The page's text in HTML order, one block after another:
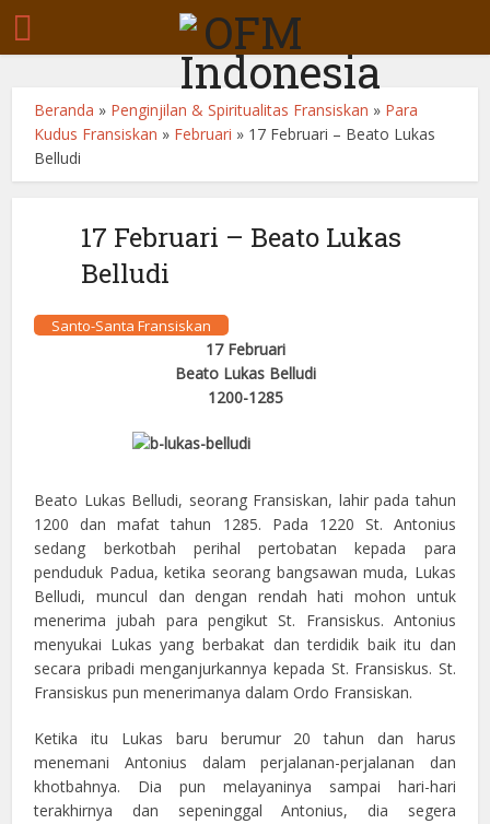
Beranda » Penginjilan & Spiritualitas Fransiskan » Para
Kudus Fransiskan » Februari » 17 Februari – Beato Lukas
Belludi
17 Februari – Beato Lukas
Belludi
Santo-Santa Fransiskan
17 Februari
Beato Lukas Belludi
1200-1285
Beato Lukas Belludi, seorang Fransiskan, lahir pada tahun
1200 dan mafat tahun 1285. Pada 1220 St. Antonius
sedang berkotbah perihal pertobatan kepada para
penduduk Padua, ketika seorang bangsawan muda, Lukas
Belludi, muncul dan dengan rendah hati mohon untuk
menerima jubah para pengikut St. Fransiskus. Antonius
menyukai Lukas yang berbakat dan terdidik baik itu dan
secara pribadi menganjurkannya kepada St. Fransiskus. St.
Fransiskus pun menerimanya dalam Ordo Fransiskan.
Ketika itu Lukas baru berumur 20 tahun dan harus
menemani Antonius dalam perjalanan-perjalanan dan
khotbahnya. Dia pun melayaninya sampai hari-hari
terakhirnya dan sepeninggal Antonius, dia segera